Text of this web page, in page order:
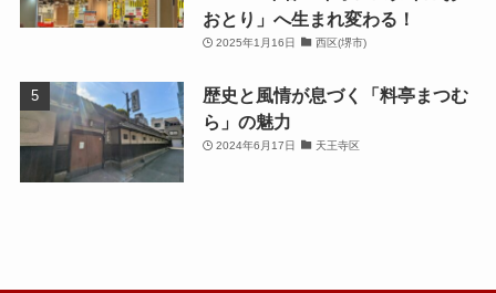
おとり」へ生まれ変わる！
2025年1月16日 西区(堺市)
歴史と風情が息づく「料亭まつむ
ら」の魅力
2024年6月17日 天王寺区